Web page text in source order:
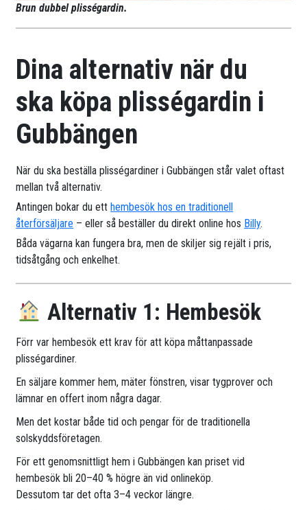
Brun dubbel plisségardin.
Dina alternativ när du
ska köpa plisségardin i
Gubbängen
När du ska beställa plisségardiner i Gubbängen står valet oftast
mellan två alternativ.
Antingen bokar du etthembesök hos en traditionell
återförsäljare – eller så beställer du direkt online hos Billy.
Båda vägarna kan fungera bra, men de skiljer sig rejält i pris,
tidsåtgång och enkelhet.
Alternativ 1: Hembesök
Förr var hembesök ett krav för att köpa måttanpassade
plisségardiner.
En säljare kommer hem, mäter fönstren, visar tygprover och
lämnar en offert inom några dagar.
Men det kostar både tid och pengar för de traditionella
solskyddsföretagen.
För ett genomsnittligt hem i Gubbängen kan priset vid
hembesök bli 20–40 % högre än vid onlineköp.
Dessutom tar det ofta 3–4 veckor längre.